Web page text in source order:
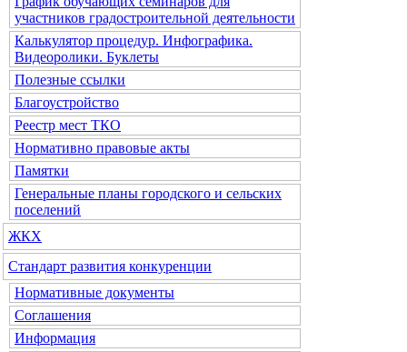
участников градостроительной деятельности
Калькулятор процедур. Инфографика.
Видеоролики. Буклеты
Полезные ссылки
Благоустройство
Реестр мест ТКО
Нормативно правовые акты
Памятки
Генеральные планы городского и сельских
поселений
ЖКХ
Стандарт развития конкуренции
Нормативные документы
Соглашения
Информация